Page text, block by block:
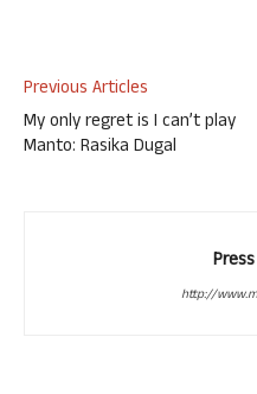
Previous Articles
My only regret is I can’t play
Manto: Rasika Dugal
http://